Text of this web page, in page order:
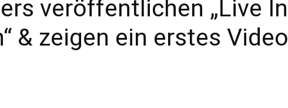
veröffentlichen „Live In
& zeigen ein erstes Video